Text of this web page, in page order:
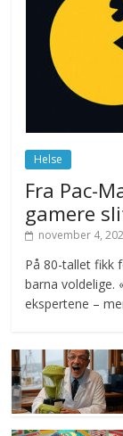
Helse
Fra Pac-
gamere
november 4,
På 80-tallet fikk
barna voldelige.
ekspertene –